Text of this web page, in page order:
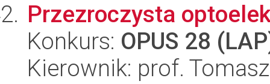
Przezroczysta
Konkurs: OPUS 28
Kierownik: prof.